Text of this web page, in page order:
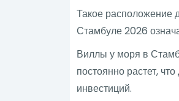
Такое расположение
Стамбуле 2026
Виллы у моря в
постоянно растет,
инвестиций.